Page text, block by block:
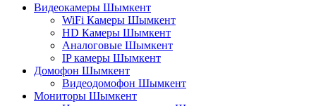
Видеокамеры Шымкент
WiFi Камеры Шымкент
HD Камеры Шымкент
Аналоговые Шымкент
IP камеры Шымкент
Домофон Шымкент
Видеодомофон Шымкент
Мониторы Шымкент